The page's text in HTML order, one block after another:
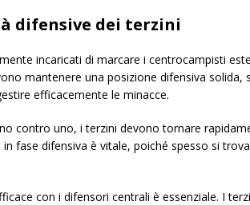
difensive dei terzini
incaricati di marcare i centrocampisti
mantenere una posizione difensiva solida,
efficacemente le minacce.
contro uno, i terzini devono tornare
fase difensiva è vitale, poiché spesso si
con i difensori centrali è essenziale. I